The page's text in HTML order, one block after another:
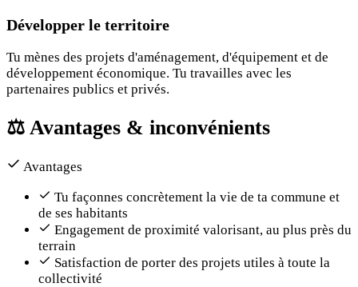
Développer le territoire
Tu mènes des projets d'aménagement, d'équipement et de
développement économique. Tu travailles avec les
partenaires publics et privés.
⚖️ Avantages & inconvénients
Avantages
Tu façonnes concrètement la vie de ta commune et
de ses habitants
Engagement de proximité valorisant, au plus près du
terrain
Satisfaction de porter des projets utiles à toute la
collectivité